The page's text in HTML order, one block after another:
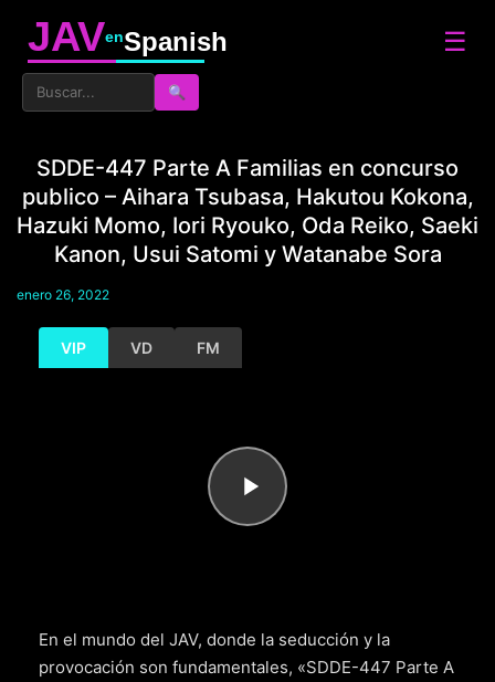
JAVenSpanish ☰
🔍
SDDE-447 Parte A Familias en concurso
publico – Aihara Tsubasa, Hakutou Kokona,
Hazuki Momo, Iori Ryouko, Oda Reiko, Saeki
Kanon, Usui Satomi y Watanabe Sora
enero 26, 2022
VIP VD FM
En el mundo del JAV, donde la seducción y la
provocación son fundamentales, «SDDE-447 Parte A